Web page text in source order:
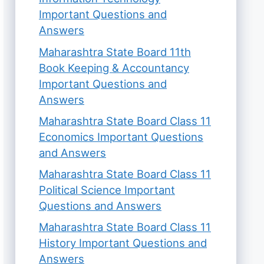
Important Questions and
Answers
Maharashtra State Board 11th
Book Keeping & Accountancy
Important Questions and
Answers
Maharashtra State Board Class 11
Economics Important Questions
and Answers
Maharashtra State Board Class 11
Political Science Important
Questions and Answers
Maharashtra State Board Class 11
History Important Questions and
Answers